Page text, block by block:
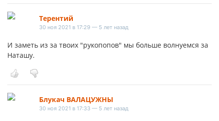
Терентий
30 ноя 2021 в 17:29 — 5 лет назад
И заметь из за твоих "рукопопов" мы больше волнуемся за
Наташу.
Блукач ВАЛАЦУЖНЫ
30 ноя 2021 в 17:33 — 5 лет назад